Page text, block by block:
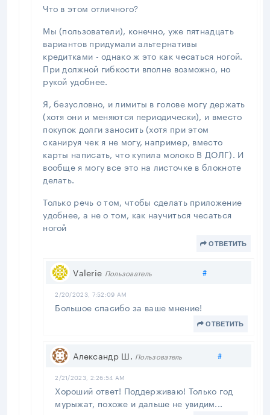
Что в этом отличного?
Мы (пользователи), конечно, уже пятнадцать
вариантов придумали альтернативы
кредитками - однако ж это как чесаться ногой.
При должной гибкости вполне возможно, но
рукой удобнее.
Я, безусловно, и лимиты в голове могу держать
(хотя они и меняются периодически), и вместо
покупок долги заносить (хотя при этом
сканируя чек я не могу, например, вместо
карты написать, что купила молоко В ДОЛГ). И
вообще я могу все это на листочке в блокноте
делать.
Только речь о том, чтобы сделать приложение
удобнее, а не о том, как научиться чесаться
ногой
ОТВЕТИТЬ
Valerie Пользователь #Поделиться
2/20/2023, 7:52:09 AM
Большое спасибо за ваше мнение!
ОТВЕТИТЬ
Александр Ш. Пользователь #
2/21/2023, 2:26:54 AM
Хороший ответ! Поддерживаю! Только год
мурыжат, похоже и дальше не увидим...